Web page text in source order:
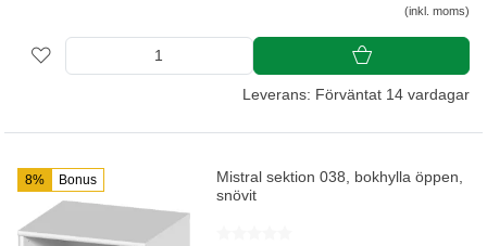
(inkl. moms)
Leverans: Förväntat 14 vardagar
8% Bonus
Mistral sektion 038, bokhylla öppen,
snövit